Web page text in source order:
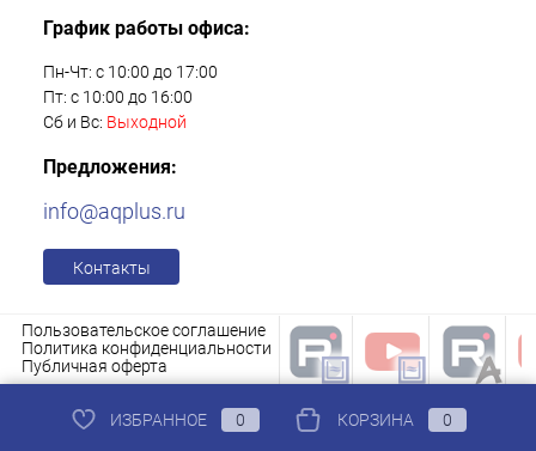
График работы офиса:
Пн-Чт: с 10:00 до 17:00
Пт: с 10:00 до 16:00
Сб и Вс: Выходной
Предложения:
info@aqplus.ru
Контакты
Пользовательское соглашение
Политика конфиденциальности
Публичная оферта
ИЗБРАННОЕ 0 КОРЗИНА 0